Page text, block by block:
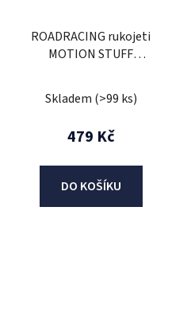
ROADRACING rukojeti
MOTION STUFF
(full diamond)
Skladem (>99 ks)
479 Kč
DO KOŠÍKU